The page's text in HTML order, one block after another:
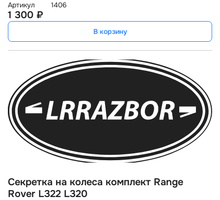
Артикул
1406
1 300 ₽
В корзину
Секретка на колеса комплект Range
Rover L322 L320